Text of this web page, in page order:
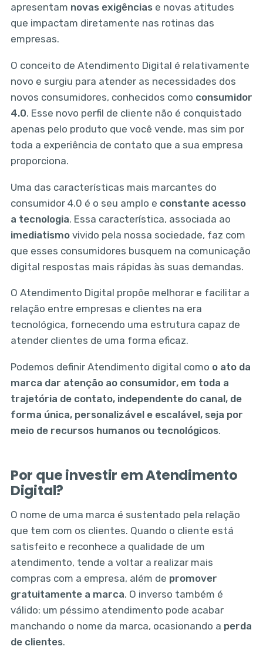
apresentam novas exigênciase novas atitudes
que impactam diretamente nas rotinas das
empresas.
O conceito de Atendimento Digital é relativamente
novo e surgiu para atender as necessidades dos
novos consumidores, conhecidos como consumidor
4.0. Esse novo perfil de cliente não é conquistado
apenas pelo produto que você vende, mas sim por
toda a experiência de contato que a sua empresa
proporciona.
Uma das características mais marcantes do
consumidor 4.0 é o seu amplo e constante acesso
a tecnologia. Essa característica, associada ao
imediatismovivido pela nossa sociedade, faz com
que esses consumidores busquem na comunicação
digital respostas mais rápidas às suas demandas.
O Atendimento Digital propõe melhorar e facilitar a
relação entre empresas e clientes na era
tecnológica, fornecendo uma estrutura capaz de
atender clientes de uma forma eficaz.
Podemos definir Atendimento digital como o ato da
marca dar atenção ao consumidor, em toda a
trajetória de contato, independente do canal, de
forma única, personalizável e escalável, seja por
meio de recursos humanos ou tecnológicos.
Por que investir em Atendimento
Digital?
O nome de uma marca é sustentado pela relação
que tem com os clientes. Quando o cliente está
satisfeito e reconhece a qualidade de um
atendimento, tende a voltar a realizar mais
compras com a empresa, além de promover
gratuitamente a marca. O inverso também é
válido: um péssimo atendimento pode acabar
manchando o nome da marca, ocasionando a perda
de clientes.